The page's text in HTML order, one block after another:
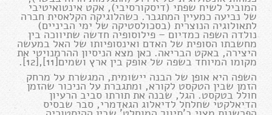
המוביל לשיח שפתי (דיסקורסיבי), אקט אינטואיטיבי
של נביעה כמעיין המתגבר. כשהלוגיקה הקלאסית חברה
לתאולוגיה הנוצרית (בסכולסטיקה של ימי הביניים)
נולדה השפה כמדיום – פילוסופיה חדשה שתיווכה בין
מחשבתו הסופית של האדם ואינסופיותו של האל במעשה
היצירה, באקט הבריאה. כאן מצא הניסיון ההרמנויטי את
מקומו המיוחד בשפה של אופק בין ארץ ושמים[11],[12].
השפה היא אופן של הבנה יישומית, המגשרת על מרחק
הזמן שבין הטקסט לקורא, ומתגברת על הניכור שהזמן
חולל בטקסט. הגל, שבנה את תורתו סביב הרעיון
הדיאלקטי שחלחל לדיאלוג הגאדמרי, סבר שבסיס